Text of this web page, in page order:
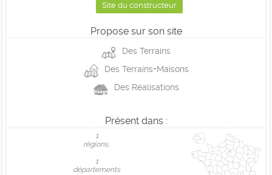
Site du constructeur
Propose sur son site
Des Terrains
Des Terrains+Maisons
Des Réalisations
Présent dans :
1
règions,
1
départements